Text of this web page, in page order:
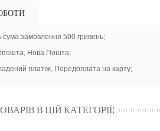
замовлення 500 гривень;
Нова Пошта;
платіж, Передоплата на карту;
В ЦІЙ КАТЕГОРІЇ: